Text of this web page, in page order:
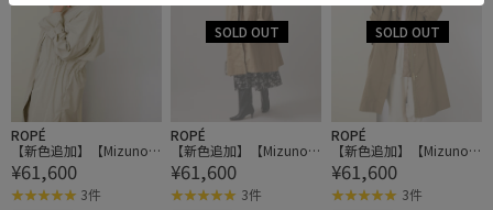
ROPÉ
【新色追加】【Mizuno
コラボ】撥水/300daysコ
ントロールコート
¥61,600
3件
ROPÉ
【新色追加】【Mizuno
コラボ】撥水/300daysコ
ントロールコート
¥61,600
3件
ROPÉ
【新色追加】【Mizuno
コラボ】撥水/300daysコ
ントロールコート
¥61,600
3件